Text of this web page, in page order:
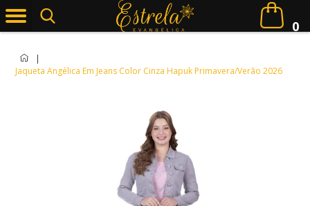
0
|
Jaqueta Angélica Em Jeans Color Cinza Hapuk Primavera/Verão 2026